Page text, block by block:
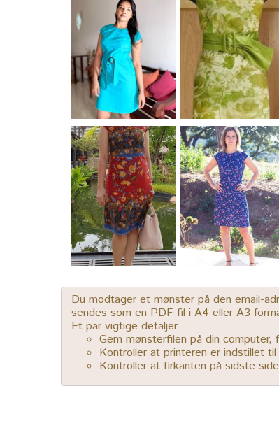
Du modtager et mønster på den email-
sendes som en PDF-fil i A4 eller A3
Et par vigtige detaljer
Gem mønsterfilen på din computer,
Kontroller at printeren er indstillet
Kontroller at firkanten på sidste